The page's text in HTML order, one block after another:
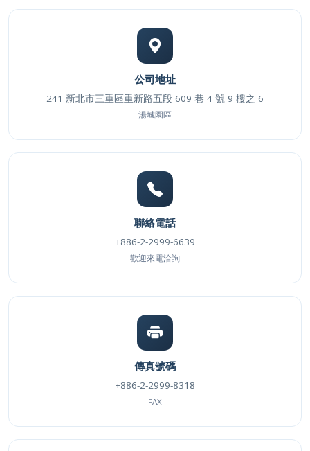
公司地址
241 新北市三重區重新路五段 609 巷 4 號 9 樓之 6
湯城園區
聯絡電話
+886-2-2999-6639
歡迎來電洽詢
傳真號碼
+886-2-2999-8318
FAX